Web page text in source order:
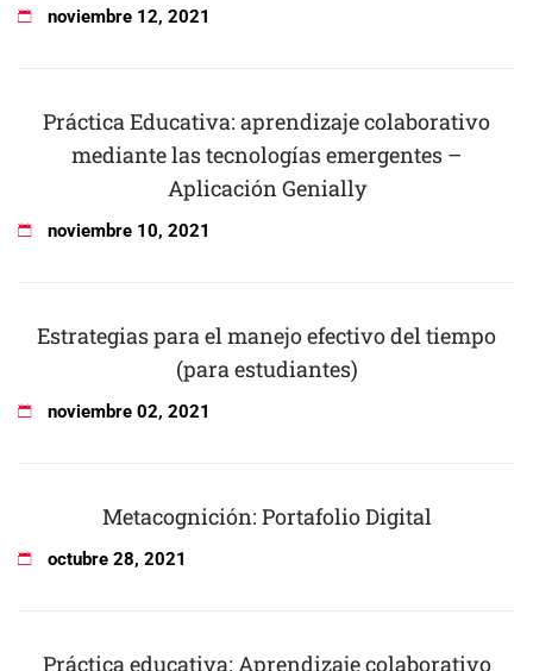
noviembre 12, 2021
Práctica Educativa: aprendizaje colaborativo
mediante las tecnologías emergentes –
Aplicación Genially
noviembre 10, 2021
Estrategias para el manejo efectivo del tiempo
(para estudiantes)
noviembre 02, 2021
Metacognición: Portafolio Digital
octubre 28, 2021
Práctica educativa: Aprendizaje colaborativo